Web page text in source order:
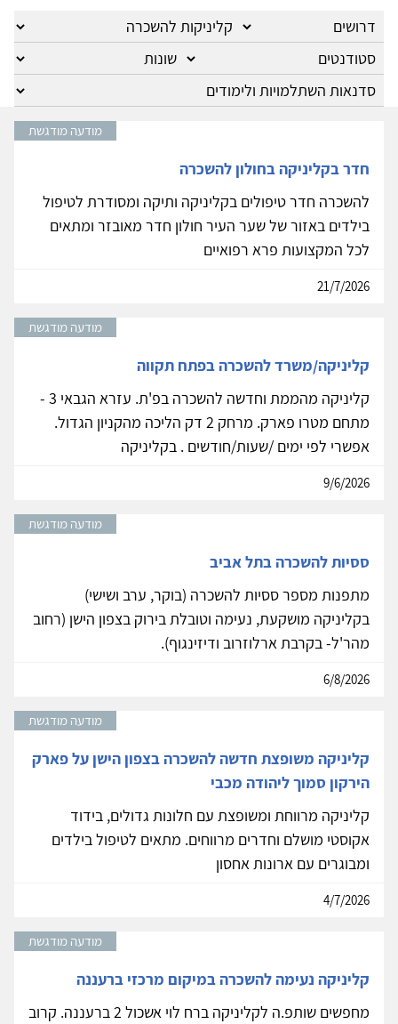
מודעה מודגשת
חדר בקליניקה בחולון להשכרה
להשכרה חדר טיפולים בקליניקה ותיקה ומסודרת לטיפול
בילדים באזור של שער העיר חולון חדר מאובזר ומתאים
לכל המקצועות פרא רפואיים
21/7/2026
מודעה מודגשת
קליניקה/משרד להשכרה בפתח תקווה
קליניקה מהממת וחדשה להשכרה בפ'ת. עזרא הגבאי 3 -
מתחם מטרו פארק. מרחק 2 דק הליכה מהקניון הגדול.
אפשרי לפי ימים /שעות/חודשים . בקליניקה
9/6/2026
מודעה מודגשת
ססיות להשכרה בתל אביב
מתפנות מספר ססיות להשכרה (בוקר, ערב ושישי)
בקליניקה מושקעת, נעימה וטובלת בירוק בצפון הישן (רחוב
מהר'ל- בקרבת ארלוזרוב ודיזינגוף).
6/8/2026
מודעה מודגשת
קליניקה משופצת חדשה להשכרה בצפון הישן על פארק
הירקון סמוך ליהודה מכבי
קליניקה מרווחת ומשופצת עם חלונות גדולים, בידוד
אקוסטי מושלם וחדרים מרווחים. מתאים לטיפול בילדים
ומבוגרים עם ארונות אחסון
4/7/2026
מודעה מודגשת
קליניקה נעימה להשכרה במיקום מרכזי ברעננה
מחפשים שותפ.ה לקליניקה ברח לוי אשכול 2 ברעננה. קרוב